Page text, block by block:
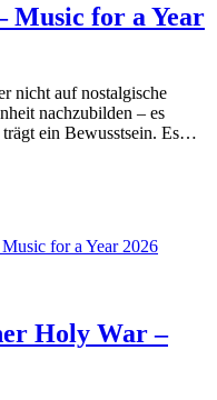
Music for a Year
nicht auf nostalgische
nachzubilden – es
trägt ein Bewusstsein. Es…
for a Year 2026
Holy War –